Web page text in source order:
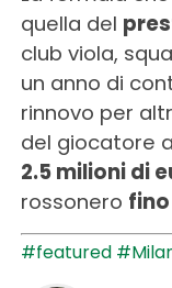
quella del
club viola,
un anno di
rinnovo per
del giocatore
2.5 milioni di
rossonero
#featured